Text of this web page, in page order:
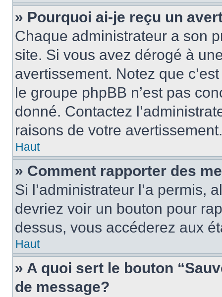
» Pourquoi ai-je reçu un
Chaque administrateur a son
site. Si vous avez dérogé à
avertissement. Notez que
le groupe phpBB n’est pas
donné. Contactez
raisons de votre avertissement.
Haut
» Comment rapporter des
Si l’administrateur l’a permis,
devriez voir un bouton pour
dessus, vous accéderez aux
Haut
» A quoi sert le bouton
de message?